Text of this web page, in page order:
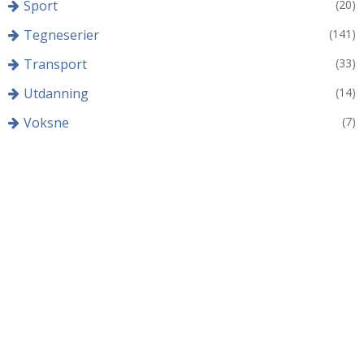
Sport (20)
Tegneserier (141)
Transport (33)
Utdanning (14)
Voksne (7)